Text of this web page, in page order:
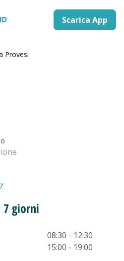
Scarica App
Provesi
giorni
08:30 - 12:30
15:00 - 19:00